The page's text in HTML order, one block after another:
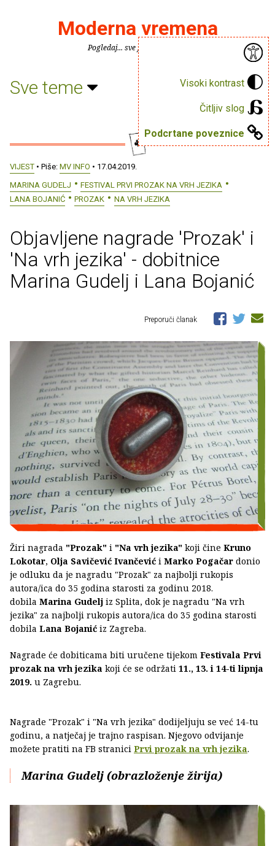
Visoki kontrast
Čitljiv slog
Podcrtane poveznice
Moderna vremena
Pogledaj... sve je puno knjiga.
Sve teme
VIJEST • Piše: MV INFO • 17.04.2019.
MARINA GUDELJ
FESTIVAL PRVI PROZAK NA VRH JEZIKA
LANA BOJANIĆ
PROZAK NA VRH JEZIKA
Objavljene nagrade 'Prozak' i
'Na vrh jezika' - dobitnice
Marina Gudelj i Lana Bojanić
Preporuči članak
Žiri nagrada "Prozak" i "Na vrh jezika" koji čine Kruno
Lokotar, Olja Savičević Ivančević i Marko Pogačar donio
je odluku da je nagradu "Prozak" za najbolji rukopis
autora/ica do 35 godina starosti za godinu 2018.
dobila Marina Gudelj iz Splita, dok je nagradu "Na vrh
jezika" za najbolji rukopis autora/ica do 35 godina starosti
dobila Lana Bojanić iz Zagreba.
Nagrade će dobiticama biti uručene tijekom Festivala Prvi
prozak na vrh jezika koji će se održati 11., 13. i 14-ti lipnja
2019. u Zagrebu.
Nagrade "Prozak" i "Na vrh jezika" dodijeljuju se već 14-tu
godinu, a natječaj je trajno raspisan. Njegovo odvijanje
možete pratiti na FB stranici Prvi prozak na vrh jezika.
Marina Gudelj (obrazloženje žirija)